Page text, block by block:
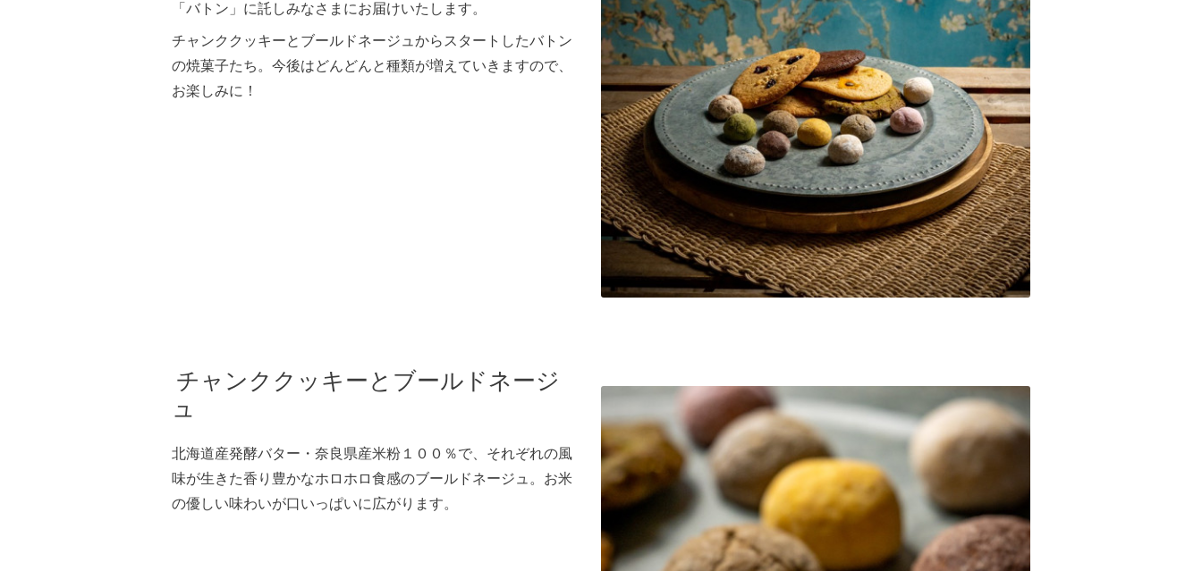
「バトン」に託しみなさまにお届けいたします。
チャンククッキーとブールドネージュからスタートしたバトン
の焼菓子たち。今後はどんどんと種類が増えていきますので、
お楽しみに！
チャンククッキーとブールドネージ
ュ
北海道産発酵バター・奈良県産米粉１００％で、それぞれの風
味が生きた香り豊かなホロホロ食感のブールドネージュ。お米
の優しい味わいが口いっぱいに広がります。